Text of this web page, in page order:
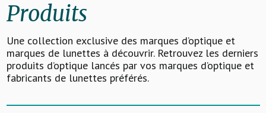
Produits
Une collection exclusive des marques d’optique et
marques de lunettes à découvrir. Retrouvez les derniers
produits d’optique lancés par vos marques d’optique et
fabricants de lunettes préférés.